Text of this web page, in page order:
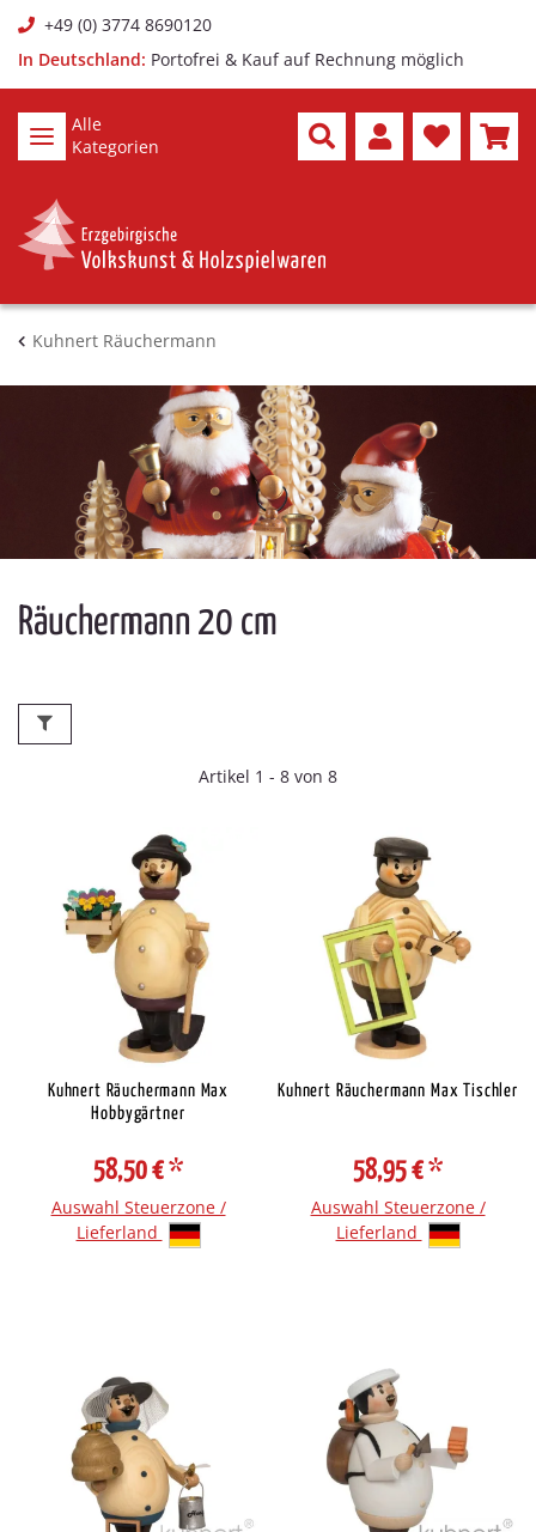
+49 (0) 3774 8690120
In Deutschland: Portofrei & Kauf auf Rechnung möglich
Alle
Kategorien
Kuhnert Räuchermann
Räuchermann 20 cm
Artikel 1 - 8 von 8
Kuhnert Räuchermann Max
Hobbygärtner
58,50 €*
Auswahl Steuerzone /
Lieferland
Kuhnert Räuchermann Max Tischler
58,95 €*
Auswahl Steuerzone /
Lieferland